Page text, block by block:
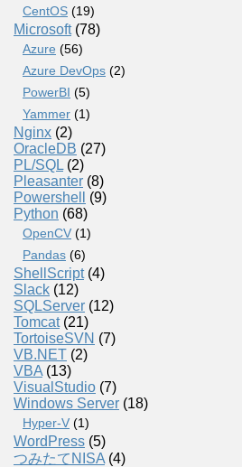
CentOS (19)
Microsoft(78)
Azure (56)
Azure DevOps (2)
PowerBI (5)
Yammer (1)
Nginx (2)
OracleDB (27)
PL/SQL (2)
Pleasanter (8)
Powershell
(9)
Python (68)
OpenCV (1)
Pandas (6)
ShellScript(4)
Slack (12)
SQLServer (12)
Tomcat(21)
TortoiseSVN (7)
VB.NET (2)
VBA (13)
VisualStudio (7)
Windows Server (18)
Hyper-V (1)
WordPress (5)
つみたてNISA (4)